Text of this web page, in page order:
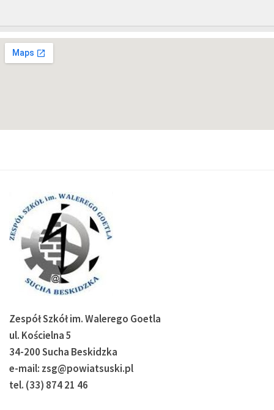
Zespół Szkół im. Walerego Goetla
ul. Kościelna 5
34-200 Sucha Beskidzka
e-mail: zsg@powiatsuski.pl
tel. (33) 874 21 46